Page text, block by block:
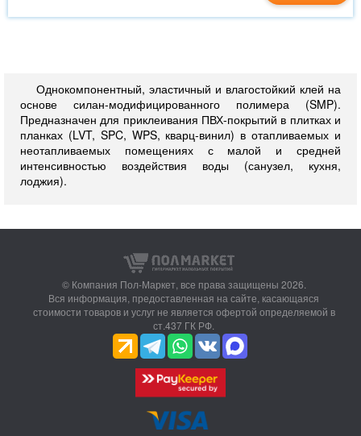
Однокомпонентный, эластичный и влагостойкий клей на
основе силан-модифицированного полимера (SMP).
Предназначен для приклеивания ПВХ-покрытий в плитках и
планках (LVT, SPC, WPS, кварц-винил) в отапливаемых и
неотапливаемых помещениях с малой и средней
интенсивностью воздействия воды (санузел, кухня,
лоджия).
© Компания Пол-Маркет, все права защищены 2026.
Вся информация, предоставленная на сайте, касающаяся
стоимости товаров и услуг не является офертой определяемой в
ст.437 ГК РФ.